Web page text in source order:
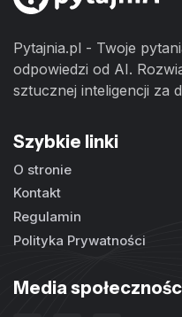
Pytajnia.pl - Twoje
odpowiedzi od AI.
sztucznej inteligencji za
Szybkie linki
O stronie
Kontakt
Regulamin
Polityka Prywatności
Media